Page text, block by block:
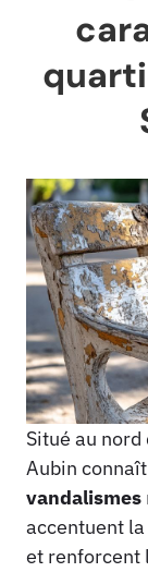
Situé au
Aubin
vandalismes
accentuent
et renforcent